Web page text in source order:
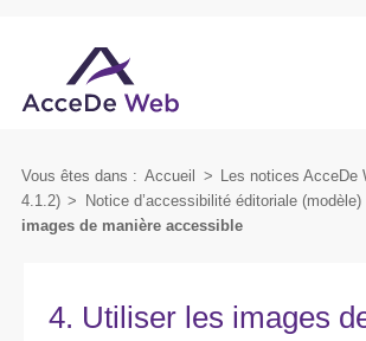
contenu
menu
secondaire
Vous êtes dans : Accueil >
Les notices AcceDe
4.1.2) > Notice d’accessibilité éditoriale (modèle)
images de manière accessible
4. Utiliser les images